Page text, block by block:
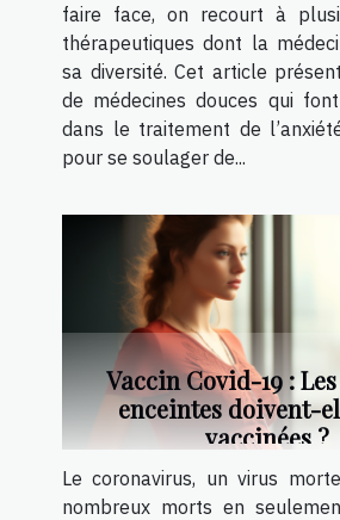
faire face, on recourt à
thérapeutiques dont la
sa diversité. Cet article
de médecines douces qui
dans le traitement de
pour se soulager de...
Vaccin Covid-19 :
enceintes doivent-
vaccinées ?
Le coronavirus, un virus
nombreux morts en